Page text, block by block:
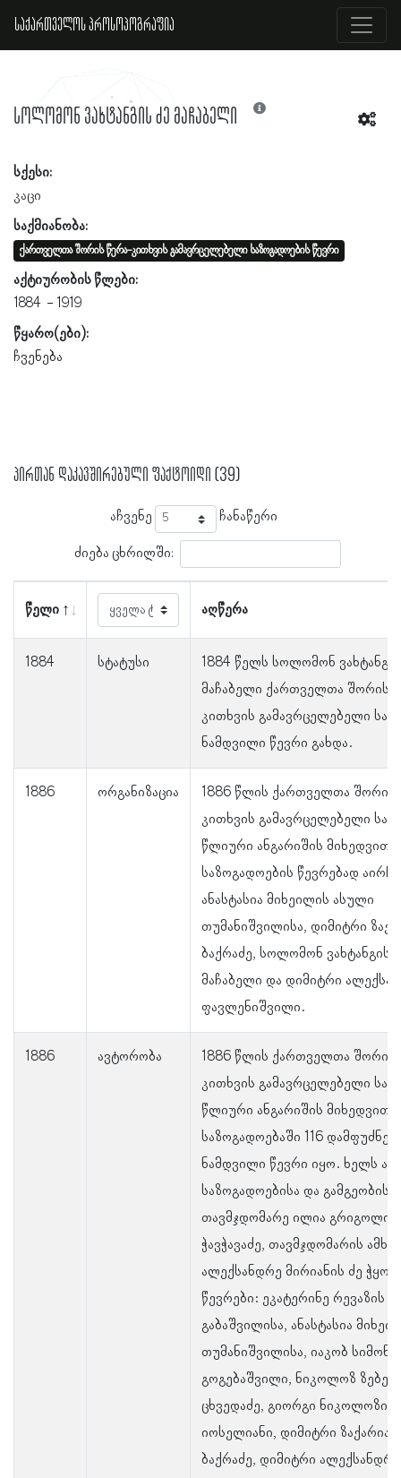
საქართველოს პროსოპოგრაფია
სოლომონ ვახტანგის ძე მაჩაბელი
სქესი:
კაცი
საქმიანობა:
ქართველთა შორის წერა-კითხვის გამავრცელებელი საზოგადოების წევრი
აქტიურობის წლები:
1884
1919
წყარო(ები):
ჩვენება
პირთან დაკავშირებული ფაქტოიდი (39)
აჩვენე ჩანაწერი
ძიება ცხრილში:
წელი აღწერა
1884 სტატუსი
1884 წელს სოლომონ
მაჩაბელი ქართველთა შორის
კითხვის გამავრცელებელი
ნამდვილი წევრი გახდა.
1886 ორგანიზაცია
1886 წლის ქართველთა შორის
კითხვის გამავრცელებელი
წლიური ანგარიშის მიხედვით,
საზოგადოების წევრებად
ანასტასია მიხეილის ასული
თუმანიშვილისა, დიმიტრი
ბაქრაძე, სოლომონ ვახტანგის
მაჩაბელი და დიმიტრი
ფავლენიშვილი.
1886 ავტორობა
1886 წლის ქართველთა შორის
კითხვის გამავრცელებელი
წლიური ანგარიშის მიხედვით,
საზოგადოებაში 116
ნამდვილი წევრი იყო. ხელს
საზოგადოებისა და გამგეობის
თავმჯდომარე ილია გრიგოლის
ჭავჭავაძე, თავმჯდომარის
ალექსანდრე მირიანის ძე
წევრები: ეკატერინე რევაზის
გაბაშვილისა, ანასტასია
თუმანიშვილისა, იაკობ
გოგებაშვილი, ნიკოლოზ
ცხვედაძე, გიორგი ნიკოლოზის
იოსელიანი, დიმიტრი ზაქარიას
ბაქრაძე, დიმიტრი